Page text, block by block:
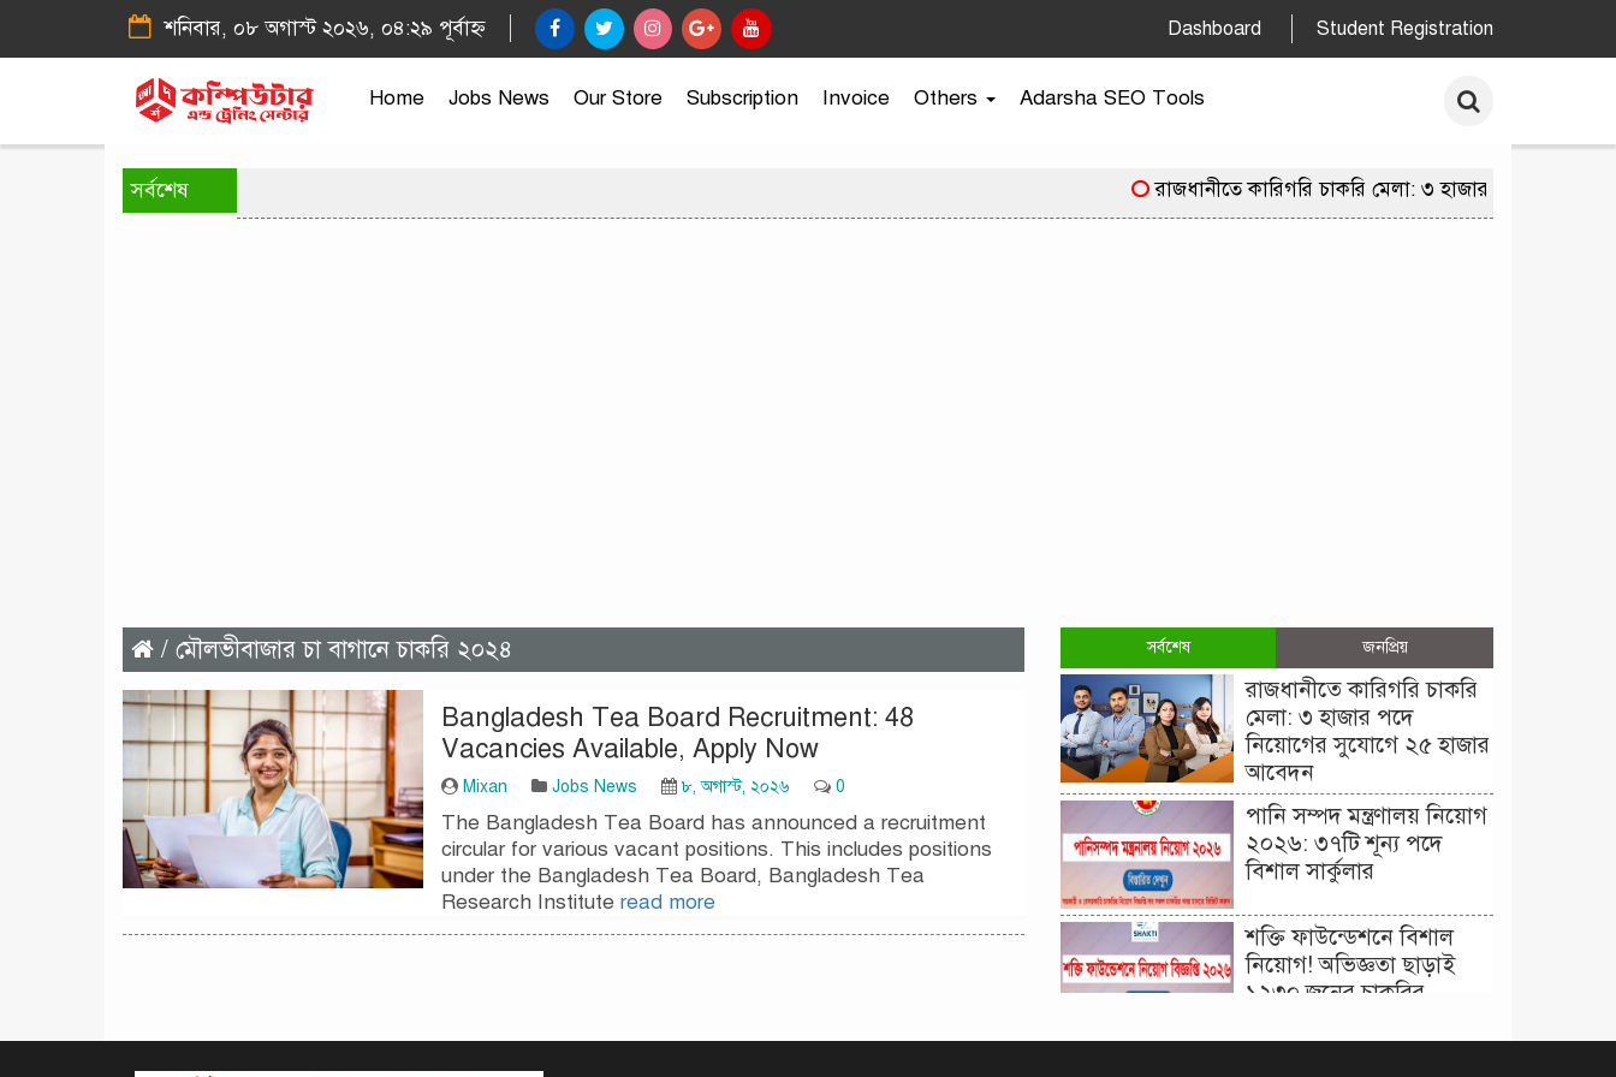
শনিবার, ০৮ অগাস্ট ২০২৬, ০৪:২৯ পূর্বাহ্ন Dashboard Student Registration
Home Jobs News Our Store Subscription Invoice Others Adarsha SEO Tools
সর্বশেষ রাজধানীতে কারিগরি চাকরি মেলা: ৩ হাজার পদে
/ মৌলভীবাজার চা বাগানে চাকরি ২০২৪
Bangladesh Tea Board Recruitment: 48
Vacancies Available, Apply Now
Mixan Jobs News ৮, অগাস্ট, ২০২৬ 0
The Bangladesh Tea Board has announced a recruitment
circular for various vacant positions. This includes positions
under the Bangladesh Tea Board, Bangladesh Tea
Research Institute read more
সর্বশেষ জনপ্রিয়
রাজধানীতে কারিগরি চাকরি
মেলা: ৩ হাজার পদে
নিয়োগের সুযোগে ২৫ হাজার
আবেদন
পানি সম্পদ মন্ত্রণালয় নিয়োগ
২০২৬: ৩৭টি শূন্য পদে
বিশাল সার্কুলার
শক্তি ফাউন্ডেশনে বিশাল
নিয়োগ! অভিজ্ঞতা ছাড়াই
১২৩০ জনের চাকরির